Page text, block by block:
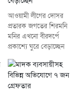
আওয়ামী লীগের দোসর
প্রতারক জগতের শিরমনি
মনির এখনো বীরদর্পে
প্রকাশ্যে ঘুরে বেড়াচ্ছেন